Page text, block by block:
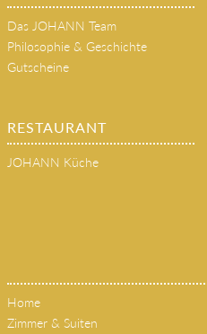
Das JOHANN Team
Philosophie & Geschichte
Gutscheine
RESTAURANT
JOHANN Küche
Home
Zimmer & Suiten